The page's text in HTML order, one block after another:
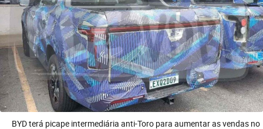
BYD terá picape intermediária anti-Toro para aumentar as vendas no